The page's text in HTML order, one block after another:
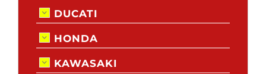
DUCATI
HONDA
KAWASAKI